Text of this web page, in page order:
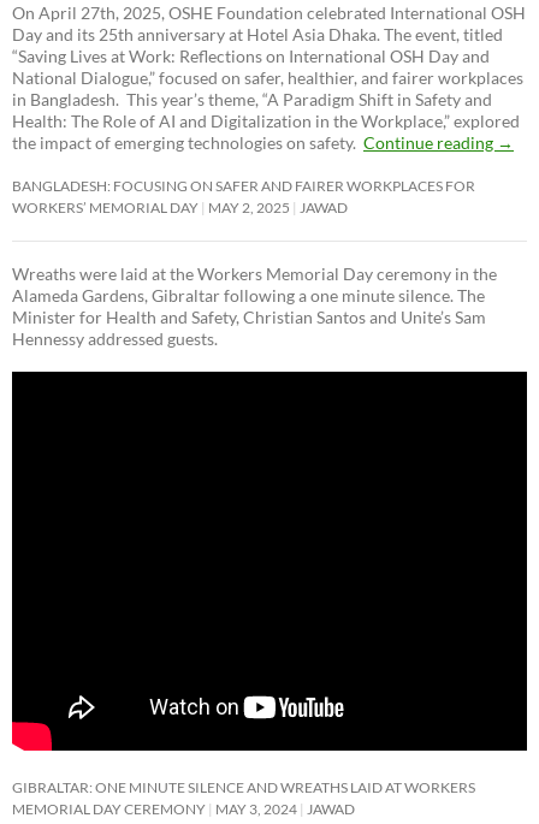
On April 27th, 2025, OSHE Foundation celebrated International OSH
Day and its 25th anniversary at Hotel Asia Dhaka. The event, titled
“Saving Lives at Work: Reflections on International OSH Day and
National Dialogue,”focused on safer, healthier, and fairer workplaces
in Bangladesh. This year’s theme, “A Paradigm Shift in Safety and
Health: The Role of AI and Digitalization in the Workplace,” explored
the impact of emerging technologies on safety. Continue reading →
BANGLADESH: FOCUSING ON SAFER AND FAIRER WORKPLACES FOR
WORKERS’ MEMORIAL DAY MAY 2, 2025 JAWAD
Wreaths were laid at the Workers Memorial Day ceremony in the
Alameda Gardens, Gibraltar following a one minute silence. The
Minister for Health and Safety, Christian Santos and Unite’s Sam
Hennessy addressed guests.
GIBRALTAR: ONE MINUTE SILENCE AND WREATHS LAID AT WORKERS
MEMORIAL DAY CEREMONY MAY 3, 2024 JAWAD